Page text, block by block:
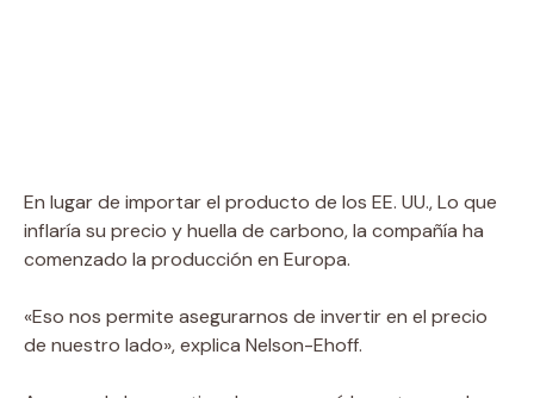
En lugar de importar el producto de los EE. UU., Lo que
inflaría su precio y huella de carbono, la compañía ha
comenzado la producción en Europa.
«Eso nos permite asegurarnos de invertir en el precio
de nuestro lado», explica Nelson-Ehoff.